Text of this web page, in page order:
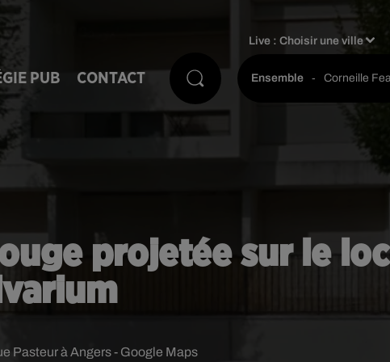
PUB CONTACT
Live :Choisir une ville
Ensemble - Corneille
projetée sur le
Pasteur à Angers - Google Maps